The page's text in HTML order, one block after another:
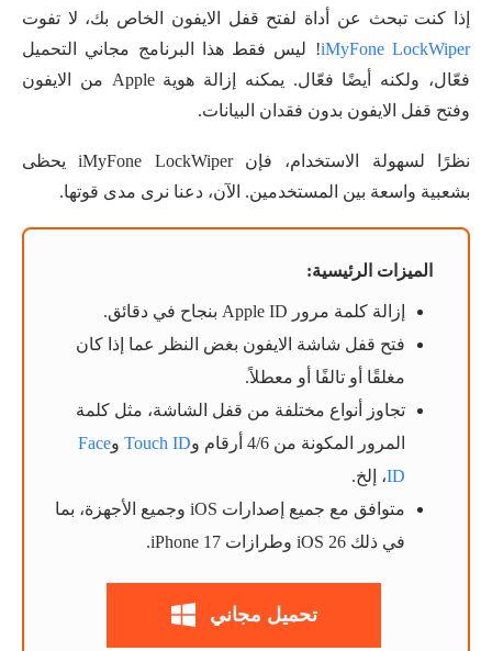
إذا كنت تبحث عن أداة لفتح قفل الايفون الخاص بك، لا تفوت
iMyFone LockWiper! ليس فقط هذا البرنامج مجاني التحميل
فعّال، ولكنه أيضًا فعّال. يمكنه إزالة هوية Apple من الايفون
وفتح قفل الايفون بدون فقدان البيانات.
نظرًا لسهولة الاستخدام، فإن iMyFone LockWiper يحظى
بشعبية واسعة بين المستخدمين. الآن، دعنا نرى مدى قوتها.
الميزات الرئيسية:
إزالة كلمة مرور Apple ID بنجاح في دقائق.
فتح قفل شاشة الايفون بغض النظر عما إذا كان
مغلقًا أو تالفًا أو معطلاً.
تجاوز أنواع مختلفة من قفل الشاشة، مثل كلمة
المرور المكونة من 4/6 أرقام و
Touch ID وFace
ID، إلخ.
متوافق مع جميع إصدارات iOS وجميع الأجهزة، بما
في ذلك iOS 26 وطرازات iPhone 17.
تحميل مجاني